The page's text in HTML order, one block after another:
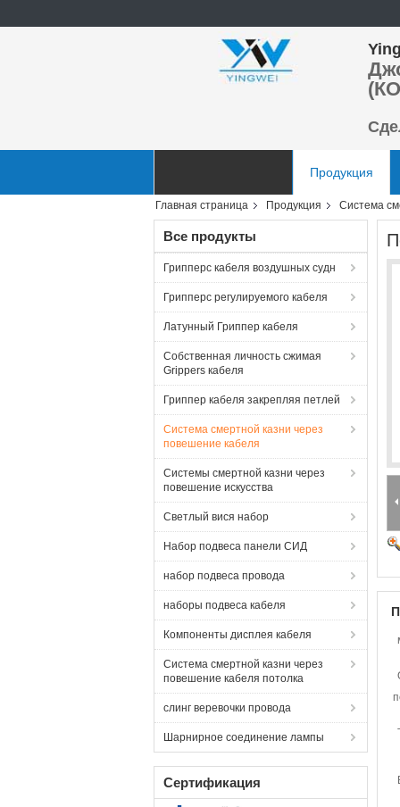
Продукция
Отправить запрос
Главная страница Продукция Система
Все продукты
Грипперс кабеля воздушных судн
Грипперс регулируемого кабеля
Латунный Гриппер кабеля
Собственная личность сжимая
Grippers кабеля
Гриппер кабеля закрепляя петлей
Система смертной казни через
повешение кабеля
Системы смертной казни через
повешение искусства
Светлый вися набор
Набор подвеса панели СИД
набор подвеса провода
наборы подвеса кабеля
Компоненты дисплея кабеля
Система смертной казни через
повешение кабеля потолка
слинг веревочки провода
Шарнирное соединение лампы
Сертификация